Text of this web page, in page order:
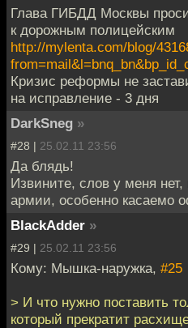
Глава ГИБДД Москвы
к дорожным полицейским
http://mylenta.com/blog/
Кризис реформы не
на исправление - 3 дня
DarkSneg »
#28 | 25.02.11 23:56
Да блядь!
Извините, слов у меня нет,
армии, особенно касаемо
BlackAdder »
#29 | 25.02.11 23:56
Кому: Мышка-наружка, #25
> И что нужно поставить
который прекратит